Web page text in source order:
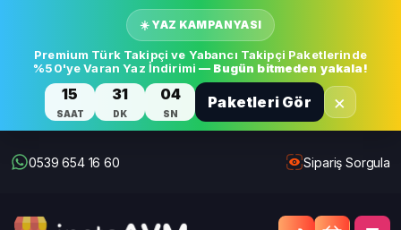
☀️ YAZ KAMPANYASI
Premium Türk Takipçi ve Yabancı Takipçi Paketlerinde
%50'ye Varan Yaz İndirimi — Bugün bitmeden yakala!
15
SAAT
31
DK
04
SN
Paketleri Gör ×
0539 654 16 60 Sipariş Sorgula